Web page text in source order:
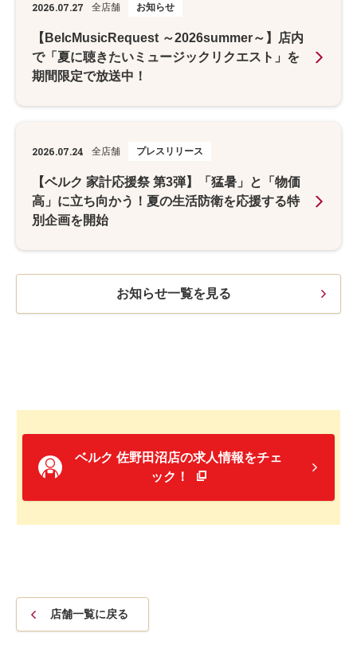
2026.07.27 全店舗 お知らせ
【BelcMusicRequest ～2026summer～】店内
で「夏に聴きたいミュージックリクエスト」を
期間限定で放送中！
2026.07.24 全店舗 プレスリリース
【ベルク 家計応援祭 第3弾】「猛暑」と「物価
高」に立ち向かう！夏の生活防衛を応援する特
別企画を開始
お知らせ一覧を見る
ベルク 佐野田沼店の求人情報をチェ
ック！
店舗一覧に戻る